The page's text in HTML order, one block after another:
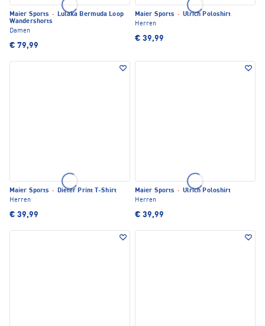
Maier Sports ·
Lulaka Bermuda Loop
Wandershorts
Damen
€ 79,99
Maier Sports · Ulrich Poloshirt
Herren
€ 39,99
Maier Sports ·
Dieter Print T-Shirt
Herren
€ 39,99
Maier Sports · Ulrich Poloshirt
Herren
€ 39,99